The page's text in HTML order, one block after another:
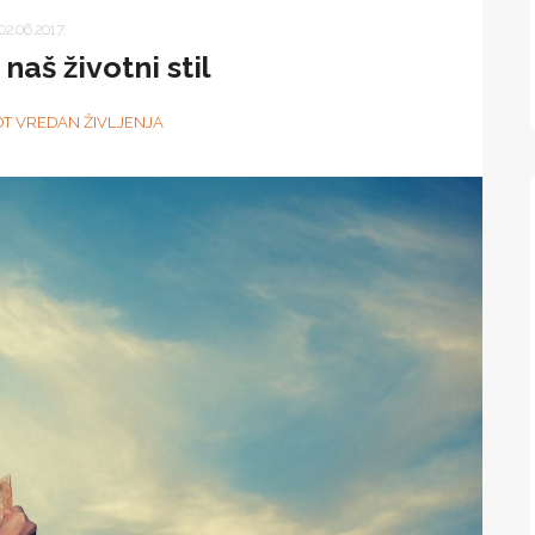
životni stil
VREDAN ŽIVLJENJA